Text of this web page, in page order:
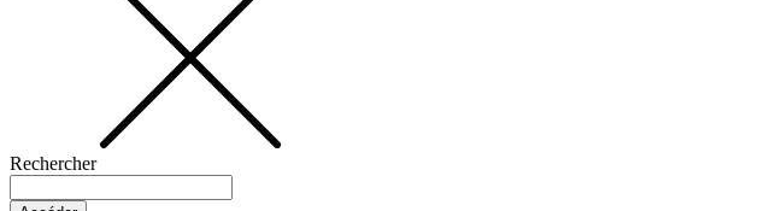
Rechercher